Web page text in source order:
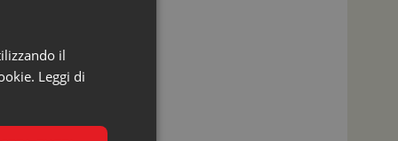
il
Leggi di